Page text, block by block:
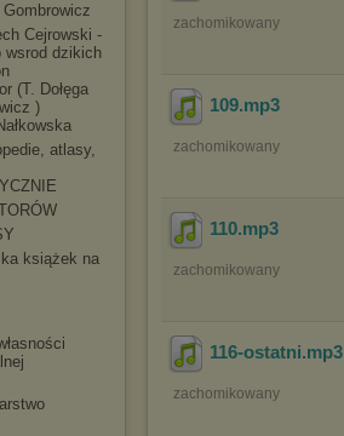
Cejrowski -
wsrod dzikich
(T. Dołęga
)
atlasy,
książek na
zachomikowany
109.mp3
zachomikowany
110.mp3
zachomikowany
116-ostatni
zachomikowany